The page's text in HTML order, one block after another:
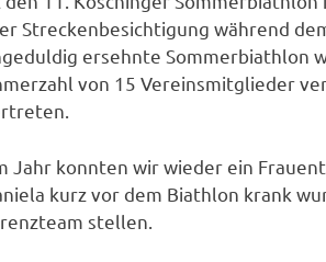
Streckenbesichtigung während
ersehnte Sommerbiathlon
von 15 Vereinsmitglieder
Jahr konnten wir wieder ein
kurz vor dem Biathlon krank
stellen.